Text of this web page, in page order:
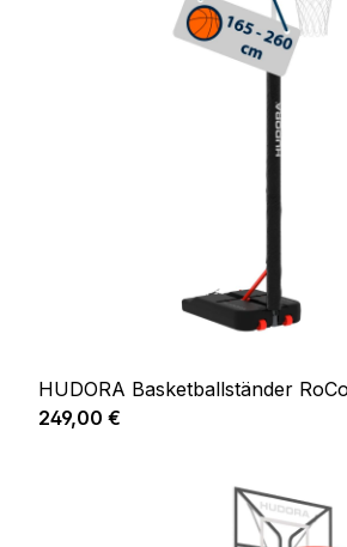
HUDORA Basketballständer
Regulärer Preis:
249,00 €